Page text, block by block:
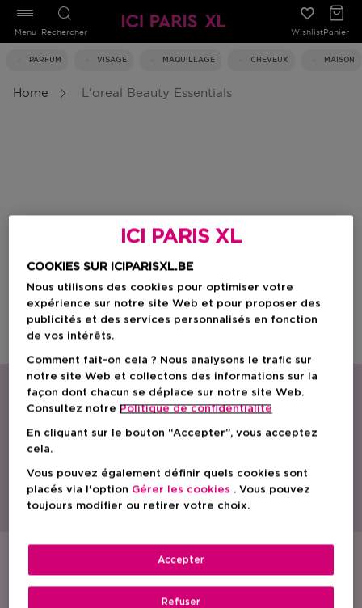
Rechercher WishlistPanier
PARFUM VISAGE MAQUILLAGE CHEVEUX MAISON
Menu
Home L'oreal Beauty Essentials
Avec une gamme étendue de parfums, de produits de soin et cosmétiques,
ICI PARIS XL est le spécialiste beauté par excellence en Belgique.
Découvrez nos actions, promotions, conseils beauté et trouvez la parfumerie
ICI PARIS XL la plus proche de chez vous. Commandez également nos
ÉCHANTILLONS
GRATUITS
EMBALLAGE
CADEAU
ICI PARIS XL
COOKIES SUR ICIPARISXL.BE
Nous utilisons des cookies pour optimiser votre
expérience sur notre site Web et pour proposer des
publicités et des services personnalisés en fonction
de vos intérêts.
Comment fait-on cela ? Nous analysons le trafic sur
notre site Web et collectons des informations sur la
façon dont chacun se déplace sur notre site Web.
Consultez notre Politique de confidentialite
En cliquant sur le bouton “Accepter”, vous acceptez
cela.
Vous pouvez également définir quels cookies sont
placés via l'option Gérer les cookies . Vous pouvez
toujours modifier ou retirer votre choix.
Refuser
Accepter